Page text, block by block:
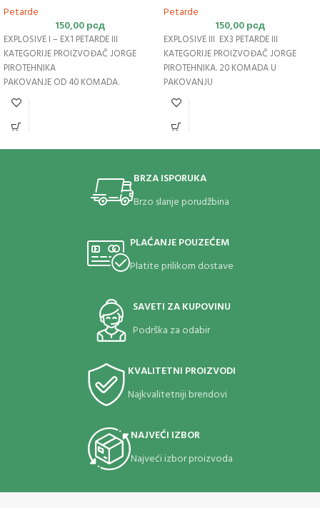
Petarde
150,00рсд
EXPLOSIVE I – EX1 PETARDE III
KATEGORIJE PROIZVOĐAČ JORGE
PIROTEHNIKA
PAKOVANJE OD 40 KOMADA.
Petarde
150,00рсд
EXPLOSIVE III EX3 PETARDE III
KATEGORIJE PROIZVOĐAČ JORGE
PIROTEHNIKA. 20 KOMADA U
PAKOVANJU
BRZA ISPORUKA
Brzo slanje porudžbina
PLAĆANJE POUZEĆEM
Platite prilikom dostave
SAVETI ZA KUPOVINU
Podrška za odabir
KVALITETNI PROIZVODI
Najkvalitetniji brendovi
NAJVEĆI IZBOR
Najveći izbor proizvoda